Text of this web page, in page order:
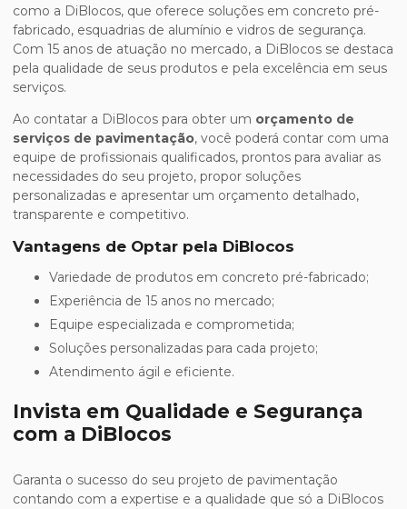
como a DiBlocos, que oferece soluções em concreto pré-
fabricado, esquadrias de alumínio e vidros de segurança.
Com 15 anos de atuação no mercado, a DiBlocos se destaca
pela qualidade de seus produtos e pela excelência em seus
serviços.
Ao contatar a DiBlocos para obter um orçamento de
serviços de pavimentação, você poderá contar com uma
equipe de profissionais qualificados, prontos para avaliar as
necessidades do seu projeto, propor soluções
personalizadas e apresentar um orçamento detalhado,
transparente e competitivo.
Vantagens de Optar pela DiBlocos
Variedade de produtos em concreto pré-fabricado;
Experiência de 15 anos no mercado;
Equipe especializada e comprometida;
Soluções personalizadas para cada projeto;
Atendimento ágil e eficiente.
Invista em Qualidade e Segurança
com a DiBlocos
Garanta o sucesso do seu projeto de pavimentação
contando com a expertise e a qualidade que só a DiBlocos